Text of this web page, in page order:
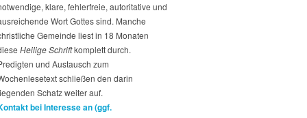
klare, fehlerfreie, autoritative und
Wort Gottes sind. Manche
Gemeinde liest in 18 Monaten
Heilige Schriftkomplett durch.
und Austausch zum
schließen den darin
Schatz weiter auf.
bei Interesse an (ggf.